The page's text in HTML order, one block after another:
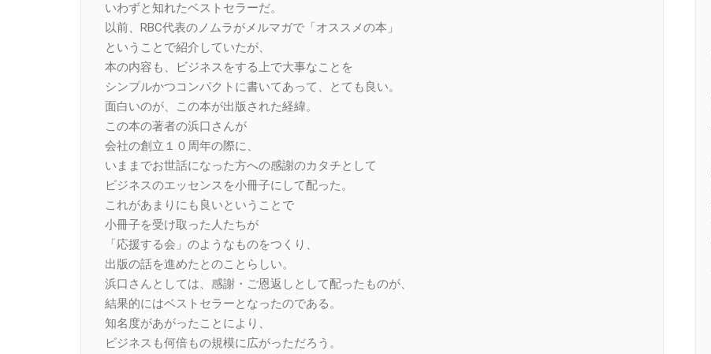
いわずと知れたベストセラーだ。
以前、RBC代表のノムラがメルマガで「オススメの本」
ということで紹介していたが、
本の内容も、ビジネスをする上で大事なことを
シンプルかつコンパクトに書いてあって、とても良い。
面白いのが、この本が出版された経緯。
この本の著者の浜口さんが
会社の創立１０周年の際に、
いままでお世話になった方への感謝のカタチとして
ビジネスのエッセンスを小冊子にして配った。
これがあまりにも良いということで
小冊子を受け取った人たちが
「応援する会」のようなものをつくり、
出版の話を進めたとのことらしい。
浜口さんとしては、感謝・ご恩返しとして配ったものが、
結果的にはベストセラーとなったのである。
知名度があがったことにより、
ビジネスも何倍もの規模に広がっただろう。